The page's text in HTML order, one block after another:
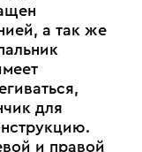
а так же
для
и правой